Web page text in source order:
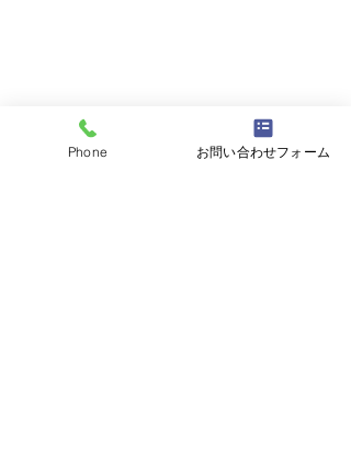
Phone お問い合わせフォーム